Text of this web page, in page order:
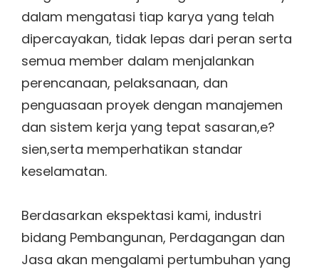
dalam mengatasi tiap karya yang telah
dipercayakan, tidak lepas dari peran serta
semua member dalam menjalankan
perencanaan, pelaksanaan, dan
penguasaan proyek dengan manajemen
dan sistem kerja yang tepat sasaran,e?
sien,serta memperhatikan standar
keselamatan.
Berdasarkan ekspektasi kami, industri
bidang Pembangunan, Perdagangan dan
Jasa akan mengalami pertumbuhan yang